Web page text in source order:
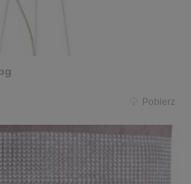
Pobierz